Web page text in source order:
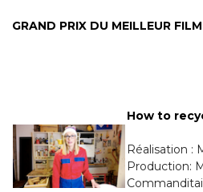
GRAND PRIX DU MEILLEUR
How to
Réalisation :
Production: